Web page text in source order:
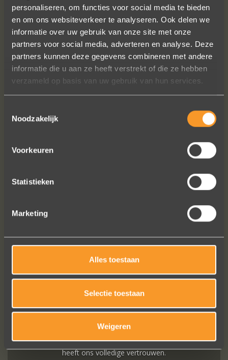
personaliseren, om functies voor social media te bieden
en om ons websiteverkeer te analyseren. Ook delen we
informatie over uw gebruik van onze site met onze
partners voor social media, adverteren en analyse. Deze
partners kunnen deze gegevens combineren met andere
informatie die u aan ze heeft verstrekt of die ze hebben
verzameld op basis van uw gebruik van hun services.
Noodzakelijk
Voorkeuren
Statistieken
Marketing
Alles toestaan
Selectie toestaan
Weigeren
In de ban van uw creaties zijn we
Frankrijk). De ontvangst is altijd zo
vriendelijk, het team reageert snel en
een ring laten verstellen en er een
paar steentjes aan toegevoegd, het
resultaat is werkelijk schitterend. U
heeft ons volledige vertrouwen.